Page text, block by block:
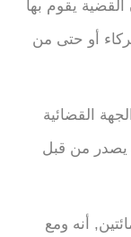
القضية يقوم بها
أو حتى من
القضائية
يصدر من قبل
أنه ومع